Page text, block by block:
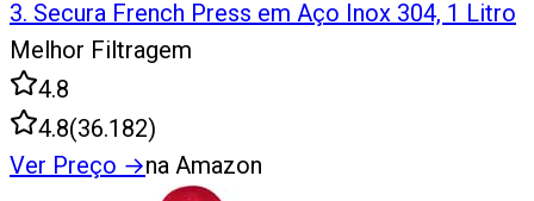
3. Secura French Press em Aço Inox 304, 1 Litro
Melhor Filtragem
4.8
4.8(36.182)
Ver Preço →na Amazon